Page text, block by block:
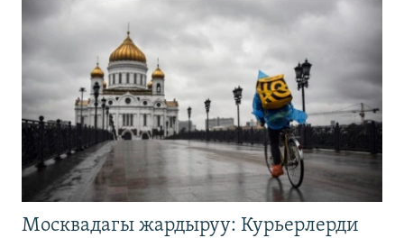
Москвадагы жардыруу: Курьерлерди